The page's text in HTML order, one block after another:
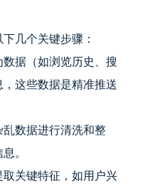
几个关键步骤：
据（如浏览历史、搜
这些数据是精准推送
数据进行清洗和整
。
关键特征，如用户兴